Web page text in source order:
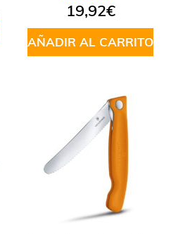
Valorado
en5.00de
5
19,92€
AÑADIR AL CARRITO